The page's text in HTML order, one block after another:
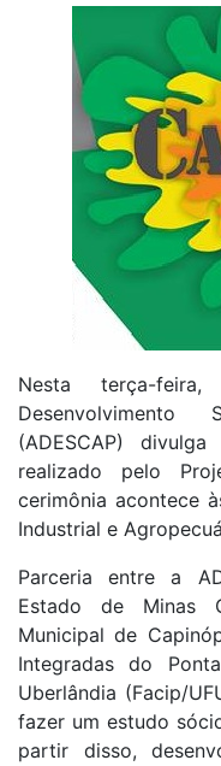
Nesta terça-
Desenvolvimento
(ADESCAP)
realizado pelo
cerimônia acontece
Industrial e
Parceria entre a
Estado de Minas
Municipal de
Integradas do
Uberlândia (Facip/
fazer um estudo
partir disso,